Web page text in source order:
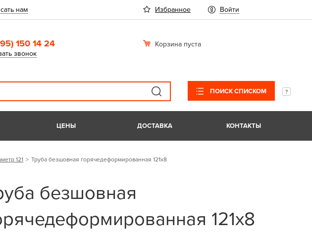
нам Избранное Войти
150 14 24
звонок
Корзина пуста
ПОИСК СПИСКОМ
ЦЕНЫ ДОСТАВКА КОНТАКТЫ
121 Труба безшовная горячедеформированная 121х8
безшовная
121х8